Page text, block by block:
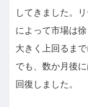
してきました。
によって市場は
大きく上回るま
でも、数か月後
回復しました。